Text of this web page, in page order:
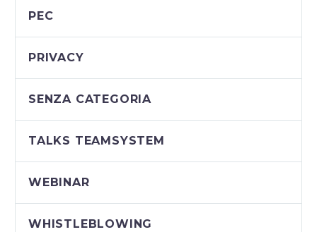
PEC
PRIVACY
SENZA CATEGORIA
TALKS TEAMSYSTEM
WEBINAR
WHISTLEBLOWING